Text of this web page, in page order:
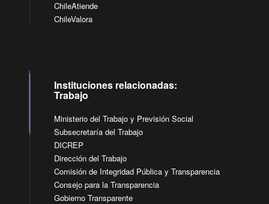
ChileAtiende
ChileValora
Instituciones relacionadas:
Trabajo
Ministerio del Trabajo y Previsión Social
Subsecretaría del Trabajo
DICREP
Dirección del Trabajo
Comisión de Integridad Pública y Transparencia
Consejo para la Transparencia
Gobierno Transparente